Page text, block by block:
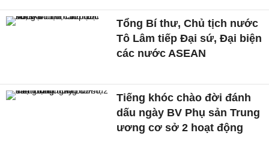
Tổng Bí thư, Chủ tịch nước
Tô Lâm tiếp Đại sứ, Đại biện
các nước ASEAN
Tiếng khóc chào đời đánh
dấu ngày BV Phụ sản Trung
ương cơ sở 2 hoạt động